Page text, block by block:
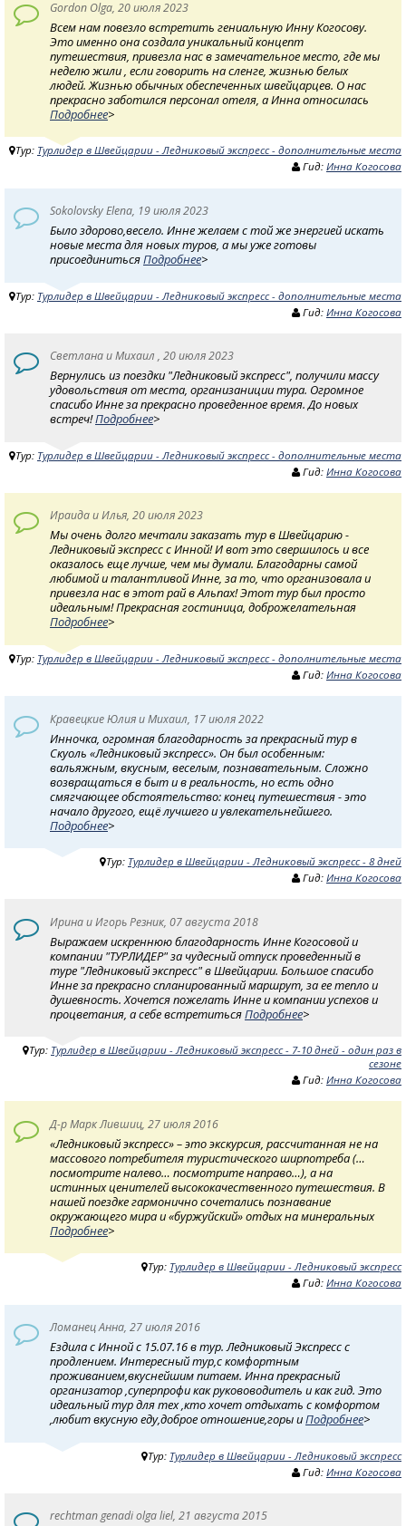
Gordon Olga, 20 июля 2023
Всем нам повезло встретить гениальную Инну Когосову.
Это именно она создала уникальный концепт
путешествия, привезла нас в замечательное место, где мы
неделю жили , если говорить на сленге, жизнью белых
людей. Жизнью обычных обеспеченных швейцарцев. О нас
прекрасно заботился персонал отеля, а Инна относилась
Подробнее>
Тур: Турлидер в Швейцарии - Ледниковый экспресс - дополнительные места
Гид: Инна Когосова
Sokolovsky Elena, 19 июля 2023
Было здорово,весело. Инне желаем с той же энергией искать
новые места для новых туров, а мы уже готовы
присоединитьсяПодробнее>
Тур: Турлидер в Швейцарии - Ледниковый экспресс - дополнительные места
Гид: Инна Когосова
Светлана и Михаил , 20 июля 2023
Вернулись из поездки "Ледниковый экспресс", получили массу
удовольствия от места, организаниции тура. Огромное
спасибо Инне за прекрасно проведенное время. До новых
встреч!Подробнее>
Тур: Турлидер в Швейцарии - Ледниковый экспресс - дополнительные места
Гид: Инна Когосова
Ираида и Илья, 20 июля 2023
Мы очень долго мечтали заказать тур в Швейцарию -
Ледниковый экспресс с Инной! И вот это свершилось и все
оказалось еще лучше, чем мы думали. Благодарны самой
любимой и талантливой Инне, за то, что организовала и
привезла нас в этот рай в Альпах! Этот тур был просто
идеальным! Прекрасная гостиница, доброжелательная
Подробнее>
Тур: Турлидер в Швейцарии - Ледниковый экспресс - дополнительные места
Гид: Инна Когосова
Кравецкие Юлия и Михаил, 17 июля 2022
Инночка, огромная благодарность за прекрасный тур в
Скуоль «Ледниковый экспресс». Он был особенным:
вальяжным, вкусным, веселым, познавательным. Сложно
возвращаться в быт и в реальность, но есть одно
смягчающее обстоятельство: конец путешествия - это
начало другого, ещё лучшего и увлекательнейшего.
Подробнее>
Тур: Турлидер в Швейцарии - Ледниковый экспресс - 8 дней
Гид: Инна Когосова
Ирина и Игорь Резник, 07 августа 2018
Выражаем искреннюю благодарность Инне Когосовой и
компании "ТУРЛИДЕР" за чудесный отпуск проведенный в
туре "Ледниковый экспресс" в Швейцарии. Большое спасибо
Инне за прекрасно спланированный маршрут, за ее тепло и
душевность. Хочется пожелать Инне и компании успехов и
процветания, а себе встретитьсяПодробнее>
Тур: Турлидер в Швейцарии - Ледниковый экспресс - 7-10 дней - один раз в
сезоне
Гид: Инна Когосова
Д-р Марк Лившиц, 27 июля 2016
«Ледниковый экспресс» – это экскурсия, рассчитанная не на
массового потребителя туристического ширпотреба (…
посмотрите налево… посмотрите направо…), а на
истинных ценителей высококачественного путешествия. В
нашей поездке гармонично сочетались познавание
окружающего мира и «буржуйский» отдых на минеральных
Подробнее>
Тур: Турлидер в Швейцарии - Ледниковый экспресс
Гид: Инна Когосова
Ломанец Анна, 27 июля 2016
Ездила с Инной с 15.07.16 в тур. Ледниковый Экспресс с
продлением. Интересный тур,с комфортным
проживанием,вкуснейшим питаем. Инна прекрасный
организатор ,суперпрофи как рукововодитель и как гид. Это
идеальный тур для тех ,кто хочет отдыхать с комфортом
,любит вкусную еду,доброе отношение,горы иПодробнее>
Тур: Турлидер в Швейцарии - Ледниковый экспресс
Гид: Инна Когосова
rechtman genadi olga liel, 21 августа 2015